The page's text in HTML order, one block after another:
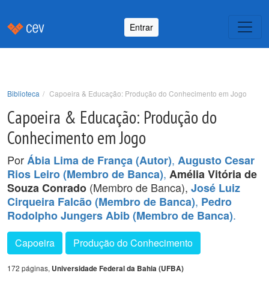
Entrar
Biblioteca Capoeira & Educação: Produção do Conhecimento em Jogo
Capoeira & Educação: Produção do
Conhecimento em Jogo
PorÁbia Lima de França (Autor), Augusto Cesar
Rios Leiro (Membro de Banca), Amélia Vitória de
Souza Conrado (Membro de Banca), José Luiz
Cirqueira Falcão (Membro de Banca), Pedro
Rodolpho Jungers Abib (Membro de Banca).
Capoeira Produção do Conhecimento
172 páginas, Universidade Federal da Bahia (UFBA)